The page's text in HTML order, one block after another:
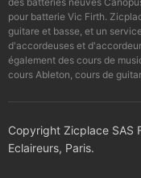
pour batterie Vic Firth.
guitare et basse, et un
d'accordeuses et
également des cours de
cours Ableton, cours de
Copyright Zicplace SAS
Eclaireurs, Paris.